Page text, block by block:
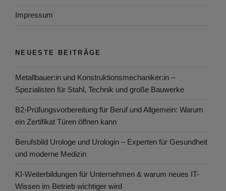
Impressum
NEUESTE BEITRÄGE
Metallbauer:in und Konstruktionsmechaniker:in –
Spezialisten für Stahl, Technik und große Bauwerke
B2-Prüfungsvorbereitung für Beruf und Allgemein: Warum
ein Zertifikat Türen öffnen kann
Berufsbild Urologe und Urologin – Experten für Gesundheit
und moderne Medizin
KI-Weiterbildungen für Unternehmen & warum neues IT-
Wissen im Betrieb wichtiger wird